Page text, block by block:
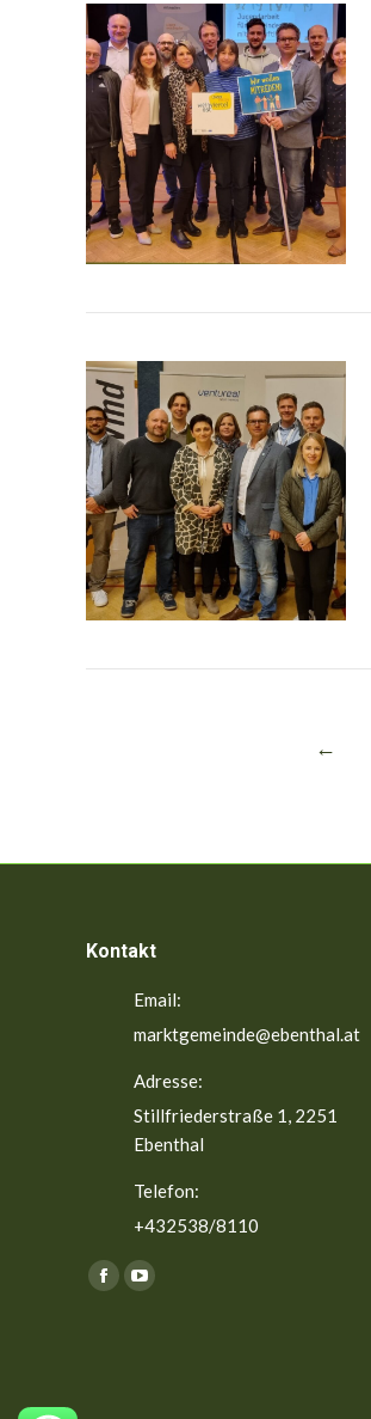
←
Kontakt
Email:
marktgemeinde@ebenthal.at
Adresse:
Stillfriederstraße 1, 2251
Ebenthal
Telefon:
+432538/8110
Finden Sie uns auf:
FacebookYouTube